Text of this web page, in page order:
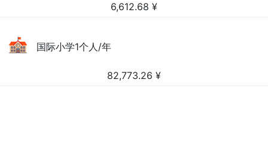
6,612.68 ¥
国际小学1个人/年
82,773.26 ¥